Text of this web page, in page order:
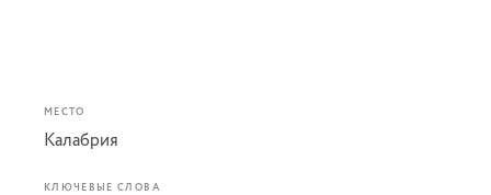
МЕСТО
Калабрия
КЛЮЧЕВЫЕ СЛОВА